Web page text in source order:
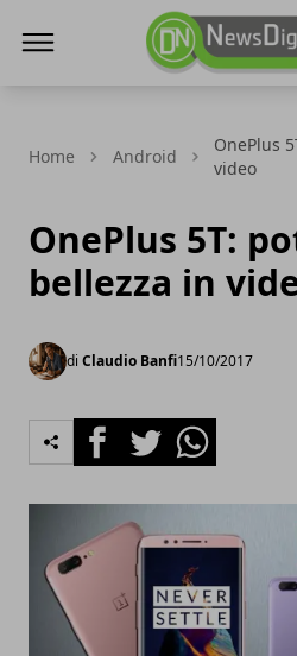
Home Android
OnePlus
video
OnePlus 5T:
bellezza in
di Claudio Banfi15/10/2017
FacebookTwitterWhatsapp